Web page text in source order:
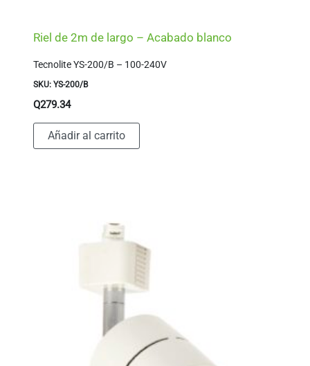
Riel de 2m de largo – Acabado blanco
Tecnolite YS-200/B – 100-240V
SKU: YS-200/B
Q279.34
Añadir al carrito